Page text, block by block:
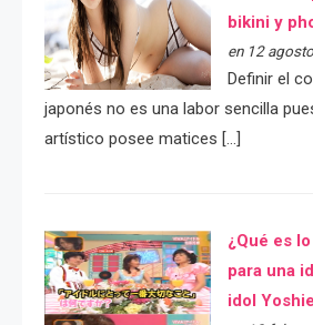
bikini y
en 12
Definir el
japonés no es una labor sencilla
artístico posee matices […]
¿Qué es
para una
idol